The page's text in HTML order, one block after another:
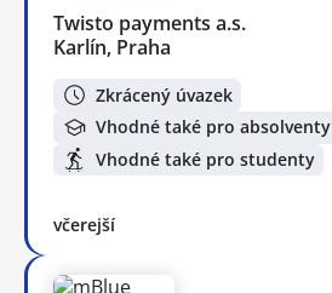
Twisto payments a.s.
Karlín, Praha
Zkrácený úvazek
Vhodné také pro absolventy
Vhodné také pro studenty
včerejší